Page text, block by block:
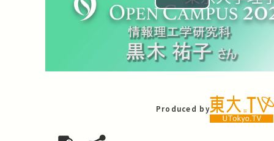
Play
Video
Produced by